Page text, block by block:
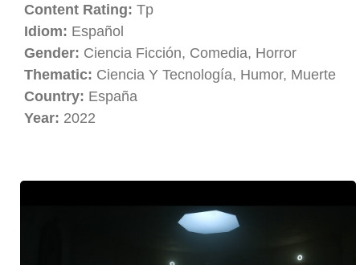
Content Rating: Tp
Idiom: Español
Gender: Ciencia Ficción, Comedia, Horror
Thematic: Ciencia Y Tecnología, Humor, Muerte
Country: España
Year: 2022